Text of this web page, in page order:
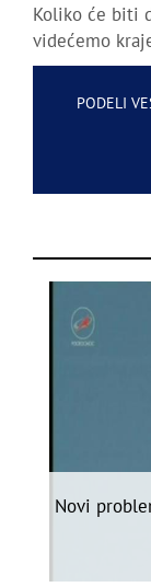
Koliko će biti
videćemo
PODELI
Novi